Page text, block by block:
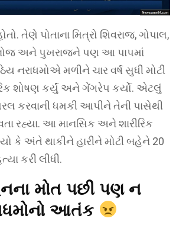
તેણે પોતાના મિત્રો શિવરાજ, ગોપાલ,
અને પુખરાજને પણ આ પાપમાં
નરાધમોએ મળીને ચાર વર્ષ સુધી મોટી
શોષણ કર્યું અને ગેંગરેપ કર્યો. એટલું
કરવાની ધમકી આપીને તેની પાસેથી
રહ્યા. આ માનસિક અને શારીરિક
કે અંતે થાકીને હારીને મોટી બહેને 20
કરી લીધી.
મોત પછી પણ ન
આતંક